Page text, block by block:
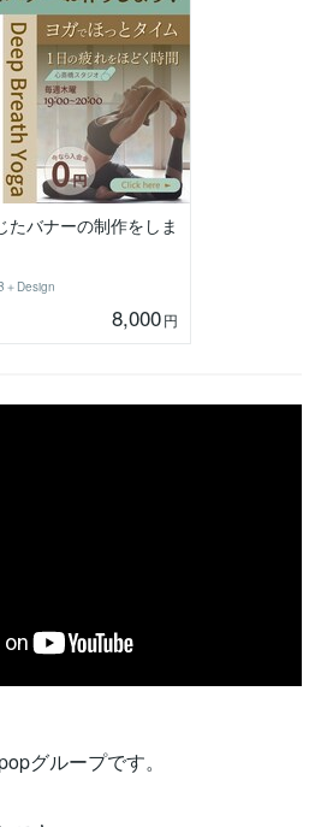
たバナーの制作をしま
＋Design
8,000円
グループです。